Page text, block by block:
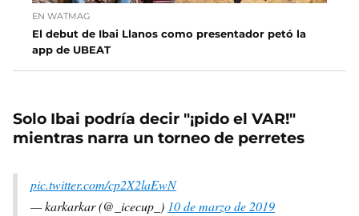
EN WATMAG
El debut de Ibai Llanos como presentador petó la
app de UBEAT
Solo Ibai podría decir "¡pido el VAR!"
mientras narra un torneo de perretes
pic.twitter.com/cp2X2laEwN
— karkarkar (@_icecup_) 10 de marzo de 2019